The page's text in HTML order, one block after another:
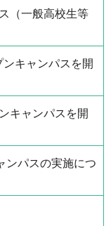
（一般高校生等
キャンパスを開
キャンパスを開
ンパスの実施につ